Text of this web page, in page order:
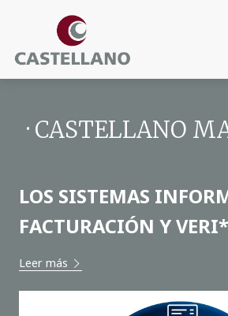
· CASTELLANO
LOS SISTEMAS
FACTURACIÓN Y
Leer más